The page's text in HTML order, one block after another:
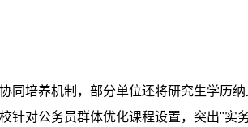
同培养机制，部分单位还将研究生学历
针对公务员群体优化课程设置，突出"实